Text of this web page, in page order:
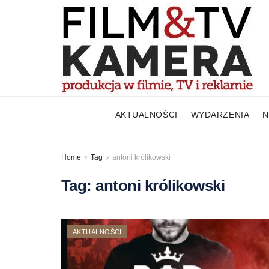
AKTUALNOŚCI WYDARZENIA
Home Tag antoni królikowski
Tag:antoni królikowski
AKTUALNOŚCI